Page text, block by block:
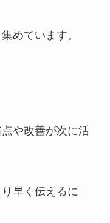
めています。
や改善が次に活
早く伝えるに